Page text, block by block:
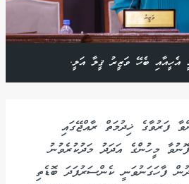
އެހީއާއި ބެހޭ ވަޒީރު ޤީލާ އަލީ.
ފަރުވާގެ ޚިދުމަތް ރާއްޖޭގައި
މީހުންގެ އަދަދު މަދުކުރެވުނު
ފާހަގަނުވަނީ ކެންސަރުފަދަ ބޮޑެތި